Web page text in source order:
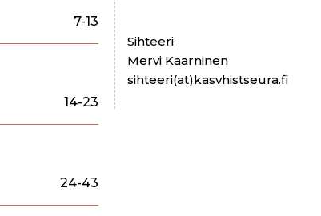
7-13
14-23
24-43
Sihteeri
Mervi Kaarninen
sihteeri(at)kasvhistseura.fi